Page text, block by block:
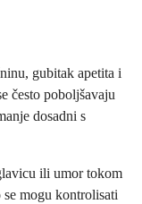
gubitak apetita i
često poboljšavaju
dosadni s
ili umor tokom
mogu kontrolisati